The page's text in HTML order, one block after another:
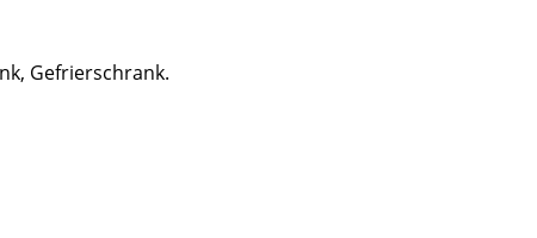
Gefrierschrank.